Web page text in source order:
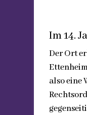
Im 14.
Der Ort
also eine